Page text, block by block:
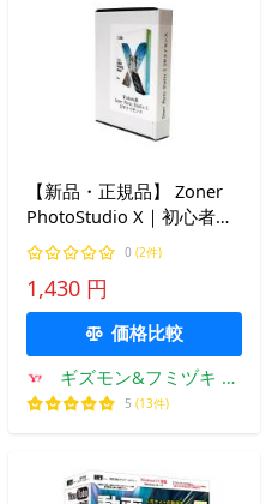
【新品・正規品】 Zoner
PhotoStudio X｜初心者か
らプロまで使える写真編集
ソフト｜RAW現像・レタッ
チ・管理まで一括対応
0 (2件)
1,430 円
価格比較
ギズモン&フミヅキ ヤ
フーショップ
5 (13件)